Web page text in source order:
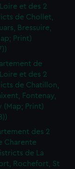
et des 2
de Chollet,
Bressuire,
Print)
de
et des 2
de Chatillon,
Fontenay,
(Map; Print)
des 2
Charente
de La
Rochefort, St